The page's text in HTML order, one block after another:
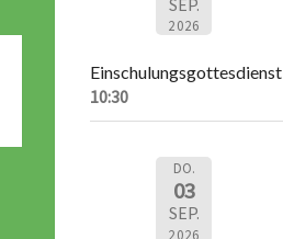
2026
Einschulungsgottesdienst
10:30
DO.
03
SEP.
2026